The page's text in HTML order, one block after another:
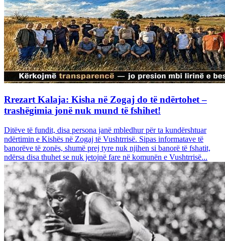
Rrezart Kalaja: Kisha në Zogaj do të ndërtohet –
trashëgimia jonë nuk mund të fshihet!
Ditëve të fundit, disa persona janë mbledhur për ta kundërshtuar
ndërtimin e Kishës në Zogaj të Vushtrrisë. Sipas informatave të
banorëve të zonës, shumë prej tyre nuk njihen si banorë të fshatit,
ndërsa disa thuhet se nuk jetojnë fare në komunën e Vushtrrisë...